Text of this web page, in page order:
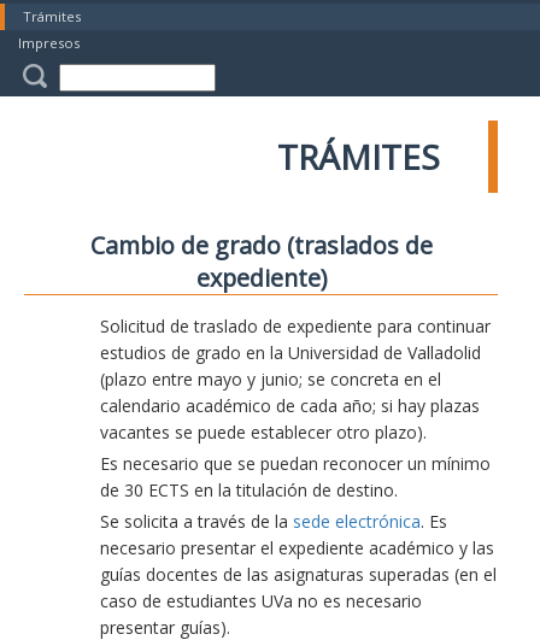
Trámites
Impresos
TRÁMITES
Cambio de grado (traslados de
expediente)
Solicitud de traslado de expediente para continuar
estudios de grado en la Universidad de Valladolid
(plazo entre mayo y junio; se concreta en el
calendario académico de cada año; si hay plazas
vacantes se puede establecer otro plazo).
Es necesario que se puedan reconocer un mínimo
de 30 ECTS en la titulación de destino.
Se solicita a través de la sede electrónica. Es
necesario presentar el expediente académico y las
guías docentes de las asignaturas superadas (en el
caso de estudiantes UVa no es necesario
presentar guías).